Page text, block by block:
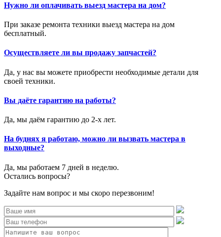
Нужно ли оплачивать выезд мастера на дом?
При заказе ремонта техники выезд мастера на дом
бесплатный.
Осуществляете ли вы продажу запчастей?
Да, у нас вы можете приобрести необходимые детали для
своей техники.
Вы даёте гарантию на работы?
Да, мы даём гарантию до 2-х лет.
На буднях я работаю, можно ли вызвать мастера в
выходные?
Да, мы работаем 7 дней в неделю.
Остались вопросы?
Задайте нам вопрос и мы скоро перезвоним!